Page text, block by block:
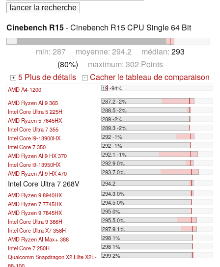
Cinebench R15- Cinebench R15 CPU Single 64 Bit
min: 287 moyenne: 294.2 médian: 293
(80%) maximum: 302 Points
+ 5 Plus de détails - Cacher le tableau de comparaison
AMD A4-1200 19 -94%
...
AMD Ryzen AI 9 365
287.2 -2%
Intel Core Ultra 5 225H
288.5 -2%
AMD Ryzen 5 7645HX
289 -2%
Intel Core Ultra 7 355
289.3 -2%
Intel Core i9-13900HX
292 -1%
Intel Core 7 350
292 -1%
AMD Ryzen AI 9 HX 370
292.1 -1%
Intel Core i9-13950HX
292.9 0%
AMD Ryzen AI 9 HX 470
293.7 0%
Intel Core Ultra 7 268V
294.2
AMD Ryzen 9 8940HX
294.3 0%
AMD Ryzen 7 7745HX
294.5 0%
AMD Ryzen 9 7845HX
295 0%
Intel Core Ultra 9 386H
295.5 0%
Intel Core Ultra X7 358H
297.9 1%
AMD Ryzen AI Max+ 388
298 1%
Intel Core 7 250H
298 1%
Qualcomm Snapdragon X2 Elite X2E-
299 2%